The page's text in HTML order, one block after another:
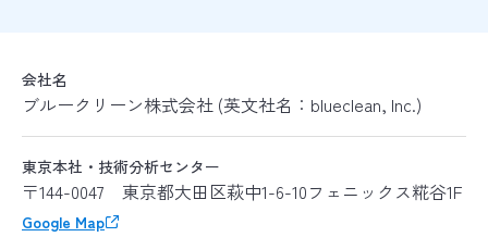
会社名
ブルークリーン株式会社 (英文社名：blueclean, Inc.)
東京本社・技術分析センター
〒144-0047 東京都大田区萩中1-6-10フェニックス糀谷1F
Google Map